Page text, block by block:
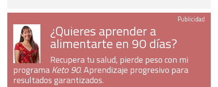
Publicidad
¿Quieres aprender a
alimentarte en 90 días?
Recupera tu salud, pierde peso con mi
programaKeto 90. Aprendizaje progresivo para
resultados garantizados.